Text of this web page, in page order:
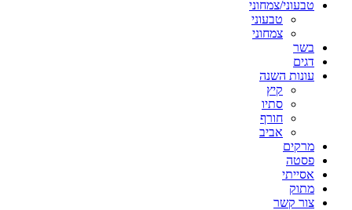
טבעוני/צמחוני
טבעוני
צמחוני
בשר
דגים
עונות השנה
קיץ
סתיו
חורף
אביב
מרקים
פסטה
אסייתי
מתוק
צור קשר